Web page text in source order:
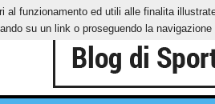
POLICY
funzionamento ed utili alle finalita
su un link o proseguendo la